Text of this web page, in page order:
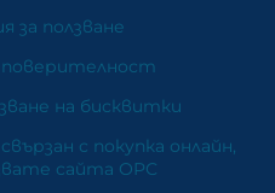
за ползване
на бисквитки
с покупка онлайн,
сайта ОРС